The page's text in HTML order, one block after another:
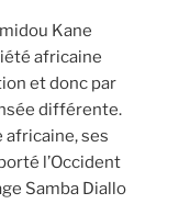
Kane
africaine
et donc par
différente.
ses
l’Occident
Samba Diallo